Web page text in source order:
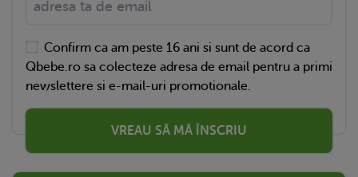
Confirm ca am peste 16 ani si sunt de acord ca
Qbebe.ro sa colecteze adresa de email pentru a primi
newslettere si e-mail-uri promotionale.
VREAU SĂ MĂ ÎNSCRIU